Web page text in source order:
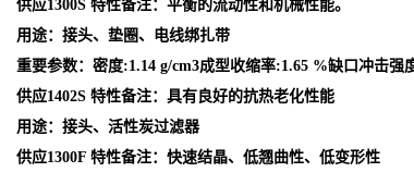
供应1300S 特性备注：平衡的流动性和机械性能。
用途：接头、垫圈、电线绑扎带
重要参数：密度:1.14 g/cm3成型收缩率:1.65 %缺口冲击
供应1402S 特性备注：具有良好的抗热老化性能
用途：接头、活性炭过滤器
供应1300F 特性备注：快速结晶、低翘曲性、低变形性